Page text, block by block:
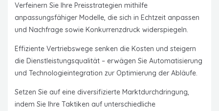
Verfeinern Sie Ihre Preisstrategien mithilfe
anpassungsfähiger Modelle, die sich in Echtzeit anpassen
und Nachfrage sowie Konkurrenzdruck widerspiegeln.
Effiziente Vertriebswege senken die Kosten und steigern
die Dienstleistungsqualität – erwägen Sie Automatisierung
und Technologieintegration zur Optimierung der Abläufe.
Setzen Sie auf eine diversifizierte Marktdurchdringung,
indem Sie Ihre Taktiken auf unterschiedliche